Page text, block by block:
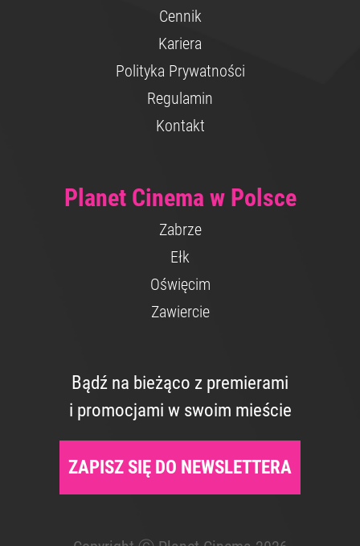
Cennik
Kariera
Polityka Prywatności
Regulamin
Kontakt
Planet Cinema w Polsce
Zabrze
Ełk
Oświęcim
Zawiercie
Bądź na bieżąco z premierami
i promocjami w swoim mieście
ZAPISZ SIĘ DO NEWSLETTERA